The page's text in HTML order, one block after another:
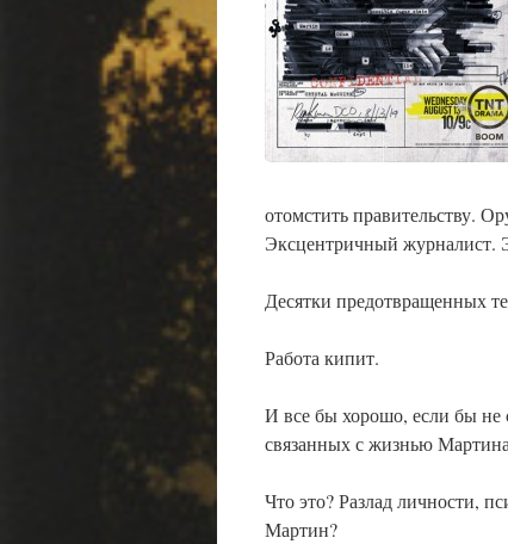
отомстить правительству.
Эксцентричный журналист.
Десятки предотвращенных
Работа кипит.
И все бы хорошо, если бы не
связанных с жизнью
Что это? Разлад личности,
Мартин?